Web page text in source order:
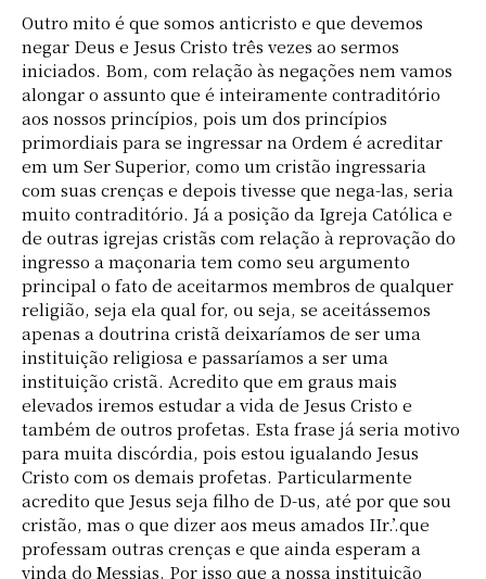
Outro mito é que somos anticristo e que devemos
negar Deus e Jesus Cristo três vezes ao sermos
iniciados. Bom, com relação às negações nem vamos
alongar o assunto que é inteiramente contraditório
aos nossos princípios, pois um dos princípios
primordiais para se ingressar na Ordem é acreditar
em um Ser Superior, como um cristão ingressaria
com suas crenças e depois tivesse que nega-las, seria
muito contraditório. Já a posição da Igreja Católica e
de outras igrejas cristãs com relação à reprovação do
ingresso a maçonaria tem como seu argumento
principal o fato de aceitarmos membros de qualquer
religião, seja ela qual for, ou seja, se aceitássemos
apenas a doutrina cristã deixaríamos de ser uma
instituição religiosa e passaríamos a ser uma
instituição cristã. Acredito que em graus mais
elevados iremos estudar a vida de Jesus Cristo e
também de outros profetas. Esta frase já seria motivo
para muita discórdia, pois estou igualando Jesus
Cristo com os demais profetas. Particularmente
acredito que Jesus seja filho de D-us, até por que sou
cristão, mas o que dizer aos meus amados IIr.’.que
professam outras crenças e que ainda esperam a
vinda do Messias. Por isso que a nossa instituição